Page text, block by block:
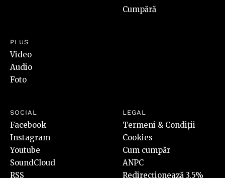
Cumpără
PLUS
Video
Audio
Foto
SOCIAL
Facebook
Instagram
Youtube
SoundCloud
RSS
LEGAL
Termeni & Condiții
Cookies
Cum cumpăr
ANPC
Redirecționează 3,5%